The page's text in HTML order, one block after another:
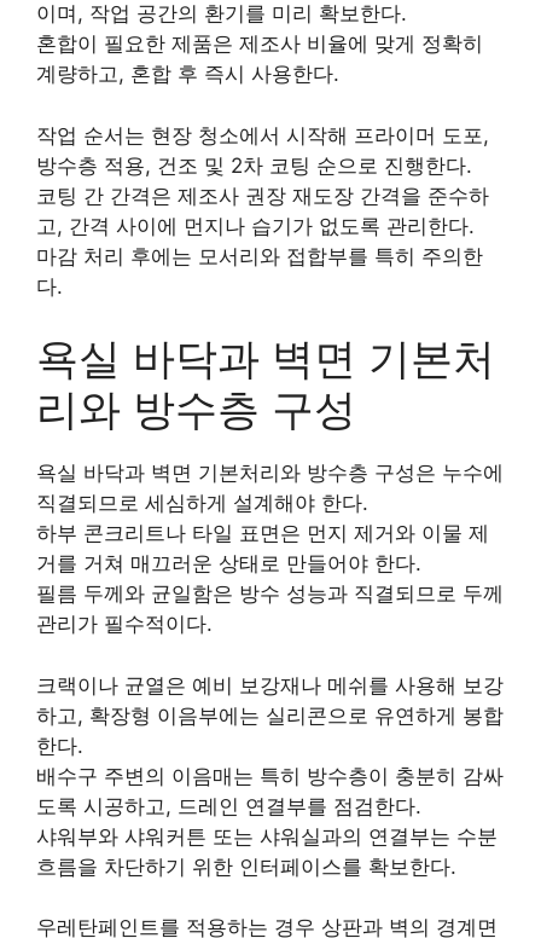
이며, 작업 공간의 환기를 미리 확보한다.
혼합이 필요한 제품은 제조사 비율에 맞게 정확히
계량하고, 혼합 후 즉시 사용한다.
작업 순서는 현장 청소에서 시작해 프라이머 도포,
방수층 적용, 건조 및 2차 코팅 순으로 진행한다.
코팅 간 간격은 제조사 권장 재도장 간격을 준수하
고, 간격 사이에 먼지나 습기가 없도록 관리한다.
마감 처리 후에는 모서리와 접합부를 특히 주의한
다.
욕실 바닥과 벽면 기본처
리와 방수층 구성
욕실 바닥과 벽면 기본처리와 방수층 구성은 누수에
직결되므로 세심하게 설계해야 한다.
하부 콘크리트나 타일 표면은 먼지 제거와 이물 제
거를 거쳐 매끄러운 상태로 만들어야 한다.
필름 두께와 균일함은 방수 성능과 직결되므로 두께
관리가 필수적이다.
크랙이나 균열은 예비 보강재나 메쉬를 사용해 보강
하고, 확장형 이음부에는 실리콘으로 유연하게 봉합
한다.
배수구 주변의 이음매는 특히 방수층이 충분히 감싸
도록 시공하고, 드레인 연결부를 점검한다.
샤워부와 샤워커튼 또는 샤워실과의 연결부는 수분
흐름을 차단하기 위한 인터페이스를 확보한다.
우레탄페인트를 적용하는 경우 상판과 벽의 경계면